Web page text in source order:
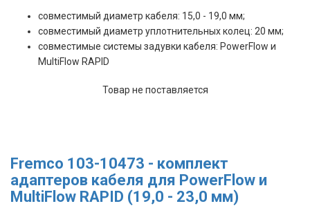
совместимый диаметр кабеля: 15,0 - 19,0 мм;
совместимый диаметр уплотнительных колец: 20 мм;
совместимые системы задувки кабеля: PowerFlow и
MultiFlow RAPID
Товар не поставляется
Fremco 103-10473 - комплект
адаптеров кабеля для PowerFlow и
MultiFlow RAPID (19,0 - 23,0 мм)